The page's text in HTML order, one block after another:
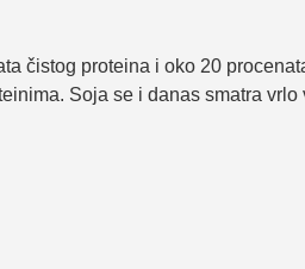
čistog proteina i oko 20
Soja se i danas smatra